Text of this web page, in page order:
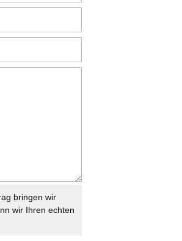
bringen wir
wir Ihren echten